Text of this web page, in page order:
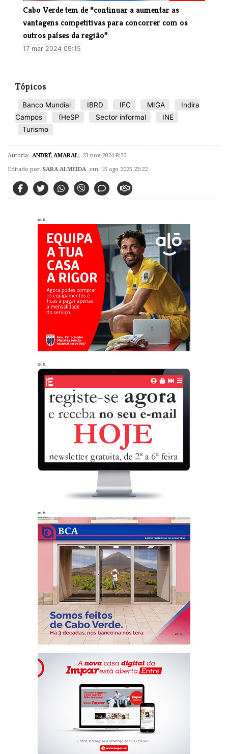
Cabo Verde tem de “continuar a aumentar as
vantagens competitivas para concorrer com os
outros países da região”
17 mar 2024 09:15
Tópicos
Banco Mundial IBRD IFC MIGA
Indira
Campos
(HeSP Sector informal
INE
Turismo
Autoria: ANDRÉ AMARAL 23 nov 2024 8:20
Editado por SARA ALMEIDA em 15 ago 2025 23:22
pub
pub.
pub.